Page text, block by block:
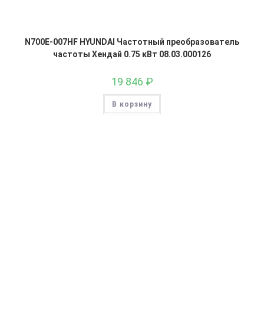
N700E-007HF HYUNDAI Частотный преобразователь
частоты Хендай 0.75 кВт 08.03.000126
19 846 ₽
В корзину